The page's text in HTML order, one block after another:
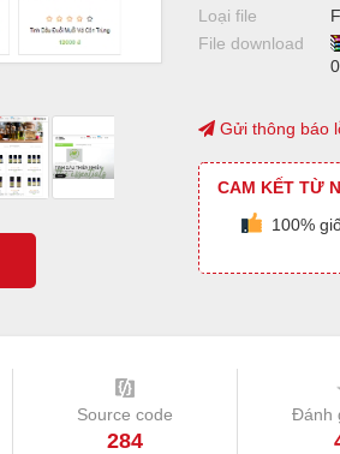
Loại file
File download
Gửi thông báo
CAM KẾT TỪ
100%
Source code
284
Đánh